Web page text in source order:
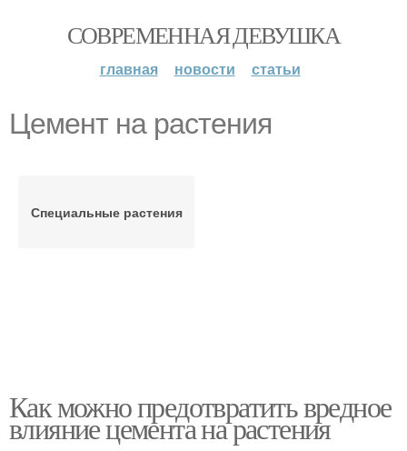
СОВРЕМЕННАЯ ДЕВУШКА
главная новости статьи
Цемент на растения
Специальные растения
Как можно предотвратить вредное
влияние цемента на растения